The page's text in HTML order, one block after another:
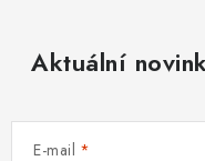
Aktuální
E-mail